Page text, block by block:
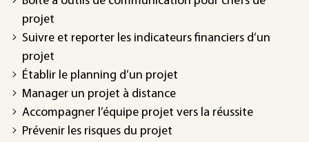
projet
Suivre et reporter les indicateurs financiers d’un
projet
Établir le planning d’un projet
Manager un projet à distance
Accompagner l’équipe projet vers la réussite
Prévenir les risques du projet